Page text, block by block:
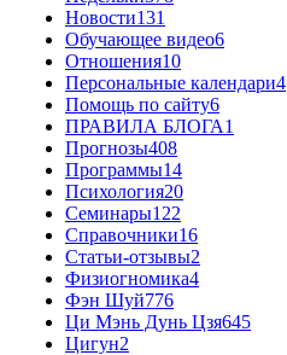
Новости131
Обучающее видео6
Отношения10
Персональные календари4
Помощь по сайту6
ПРАВИЛА БЛОГА1
Прогнозы408
Программы14
Психология20
Семинары122
Справочники16
Статьи-отзывы2
Физиогномика4
Фэн Шуй776
Ци Мэнь Дунь Цзя645
Цигун2